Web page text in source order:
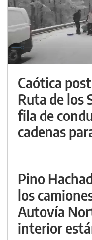
Caótica
Ruta de los
fila de
cadenas
Pino
los
Autovía
interior